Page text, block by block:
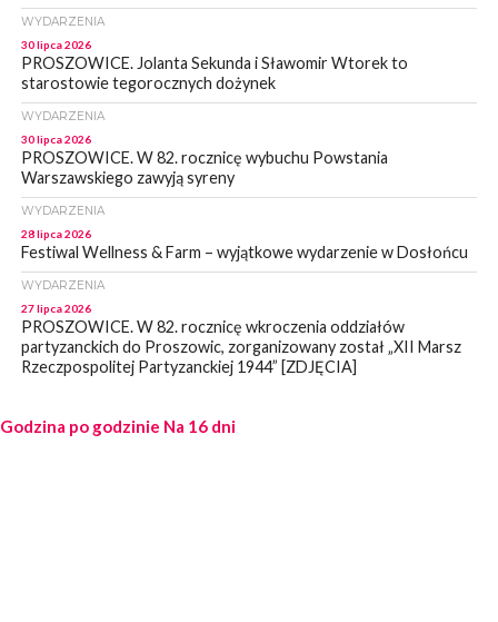
WYDARZENIA
30 lipca 2026
PROSZOWICE. Jolanta Sekunda i Sławomir Wtorek to
starostowie tegorocznych dożynek
WYDARZENIA
30 lipca 2026
PROSZOWICE. W 82. rocznicę wybuchu Powstania
Warszawskiego zawyją syreny
WYDARZENIA
28 lipca 2026
Festiwal Wellness & Farm – wyjątkowe wydarzenie w Dosłońcu
WYDARZENIA
27 lipca 2026
PROSZOWICE. W 82. rocznicę wkroczenia oddziałów
partyzanckich do Proszowic, zorganizowany został „XII Marsz
Rzeczpospolitej Partyzanckiej 1944” [ZDJĘCIA]
27 lipca 2026
PROSZOWICE. Po burzy uszkodzone słupy enegeryczne.
Godzina po godzinie Na 16 dni